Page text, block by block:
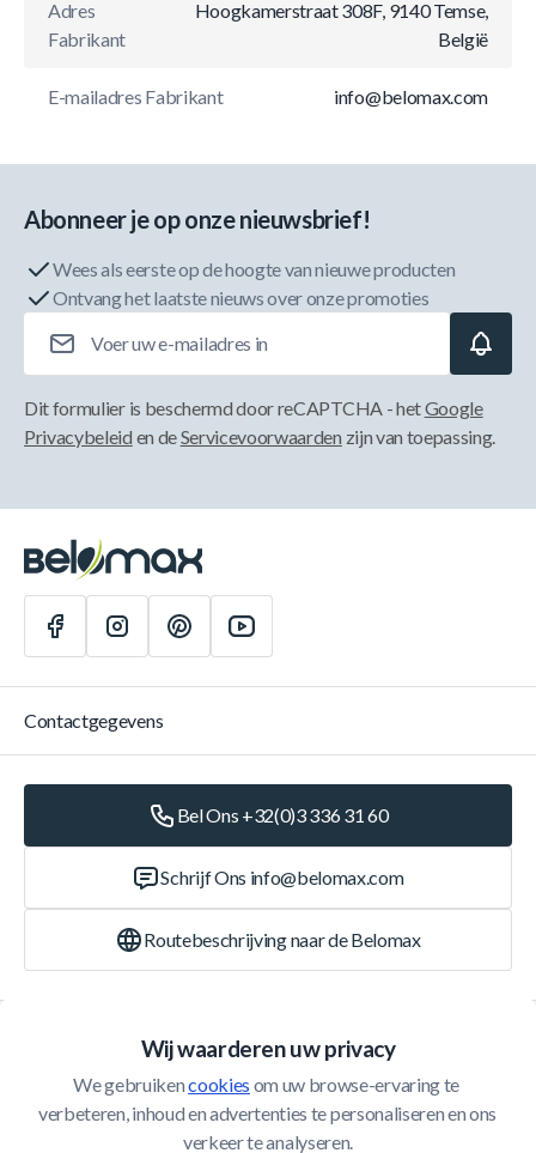
Adres
Fabrikant
Hoogkamerstraat 308F, 9140 Temse,
België
E-mailadres Fabrikant info@belomax.com
Wij waarderen uw privacy
We gebruiken cookies om uw browse-ervaring te
verbeteren, inhoud en advertenties te personaliseren en ons
verkeer te analyseren.
Abonneer je op onze nieuwsbrief!
Wees als eerste op de hoogte van nieuwe producten
Ontvang het laatste nieuws over onze promoties
Dit formulier is beschermd door reCAPTCHA - hetGoogle
Privacybeleid en deServicevoorwaarden zijn van toepassing.
Klantenservice
Contactgegevens
Bel Ons +32(0)3 336 31 60
Schrijf Ons info@belomax.com
Routebeschrijving naar de Belomax